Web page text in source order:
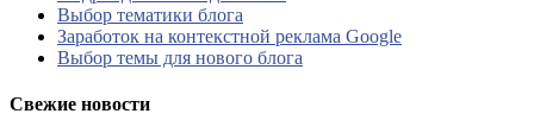
Выбор тематики блога
Заработок на контекстной реклама Google
Выбор темы для нового блога
Свежие новости